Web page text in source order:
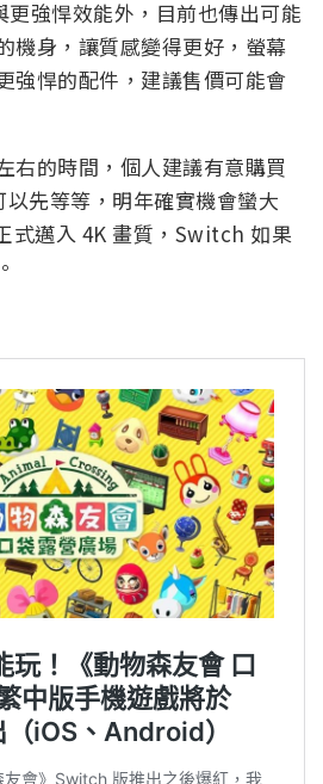
更強悍效能外，目前也傳出可能
機身，讓質感變得更好，螢幕
強悍的配件，建議售價可能會
右的時間，個人建議有意購買
先等等，明年確實機會蠻大
式邁入 4K 畫質，Switch 如果